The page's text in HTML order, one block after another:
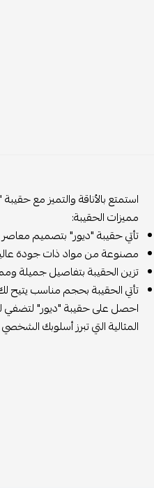
استمتع بالأناقة والتميز مع
مميزات الحقيبة:
تأتي حقيبة "ديور" بتصميم
مصنوعة من مواد ذات جودة
تزين الحقيبة بتفاصيل جميلة
تأتي الحقيبة بحجم مناسب
احصل على حقيبة "ديور" لتضفي
المثالية التي تبرز أسلوبك